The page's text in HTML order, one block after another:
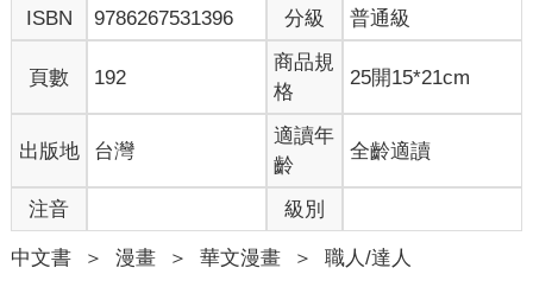
ISBN
9786267531396 分級 普通級
頁數 192
商品規
格
25開15*21cm
出版地 台灣
適讀年
齡
全齡適讀
注音 級別
中文書 ＞ 漫畫 ＞ 華文漫畫 ＞ 職人/達人